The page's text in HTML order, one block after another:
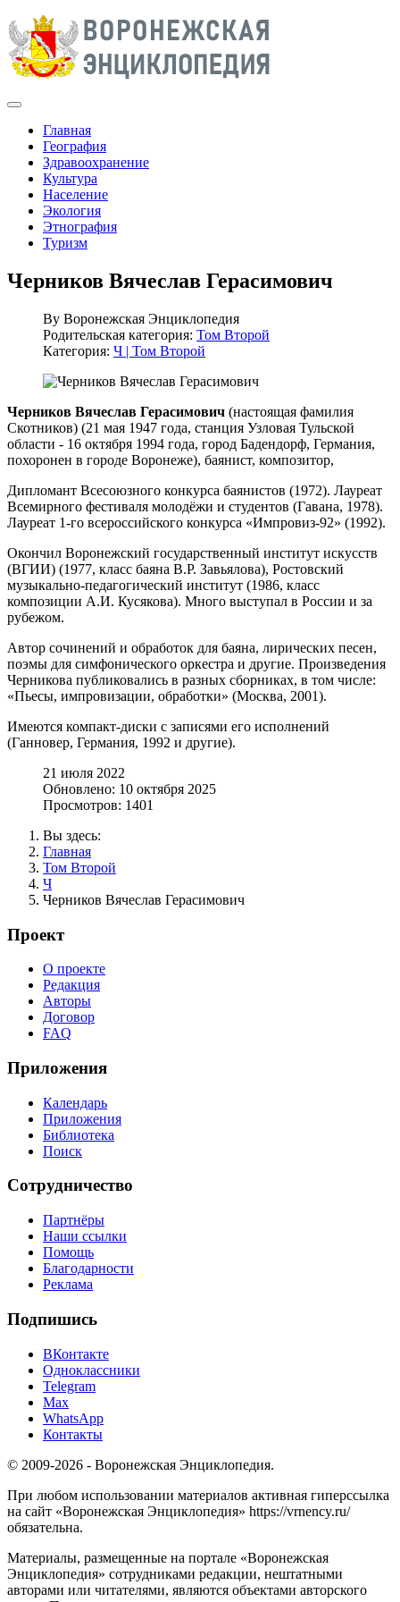
Главная
География
Здравоохранение
Культура
Население
Экология
Этнография
Туризм
Черников Вячеслав Герасимович
By Воронежская Энциклопедия
Родительская категория: Том Второй
Категория: Ч | Том Второй
Черников Вячеслав Герасимович (настоящая фамилия
Скотников) (21 мая 1947 года, станция Узловая Тульской
области - 16 октября 1994 года, город Бадендорф, Германия,
похоронен в городе Воронеже), баянист, композитор,
Дипломант Всесоюзного конкурса баянистов (1972). Лауреат
Всемирного фестиваля молодёжи и студентов (Гавана, 1978).
Лауреат 1-го всероссийского конкурса «Импровиз-92» (1992).
Окончил Воронежский государственный институт искусств
(ВГИИ) (1977, класс баяна В.Р. Завьялова), Ростовский
музыкально-педагогический институт (1986, класс
композиции А.И. Кусякова). Много выступал в России и за
рубежом.
Автор сочинений и обработок для баяна, лирических песен,
поэмы для симфонического оркестра и другие. Произведения
Черникова публиковались в разных сборниках, в том числе:
«Пьесы, импровизации, обработки» (Москва, 2001).
Имеются компакт-диски с записями его исполнений
(Ганновер, Германия, 1992 и другие).
21 июля 2022
Обновлено: 10 октября 2025
Просмотров: 1401
Вы здесь:
Главная
Том Второй
Ч
Черников Вячеслав Герасимович
Проект
О проекте
Редакция
Авторы
Договор
FAQ
Приложения
Календарь
Приложения
Библиотека
Поиск
Сотрудничество
Партнёры
Наши ссылки
Помощь
Благодарности
Реклама
Подпишись
ВКонтакте
Одноклассники
Telegram
Max
WhatsApp
Контакты
© 2009-2026 - Воронежская Энциклопедия.
При любом использовании материалов активная гиперссылка
на сайт «Воронежская Энциклопедия» https://vrnency.ru/
обязательна.
Материалы, размещенные на портале «Воронежская
Энциклопедия» сотрудниками редакции, нештатными
авторами или читателями, являются объектами авторского